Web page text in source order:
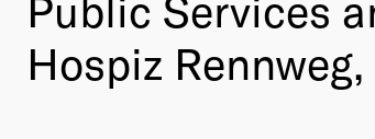
Hospiz